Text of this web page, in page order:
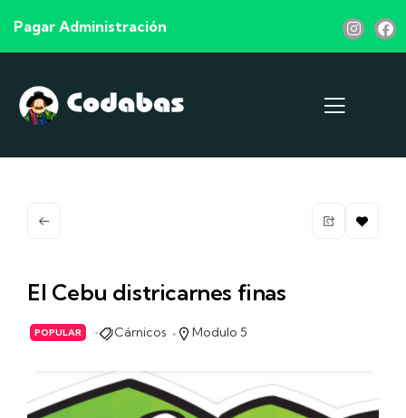
Pagar Administración
El Cebu districarnes finas
POPULAR Cárnicos Modulo 5